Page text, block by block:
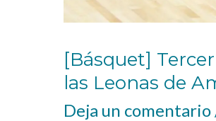
[Básquet]
las Leonas de
Deja un comentario